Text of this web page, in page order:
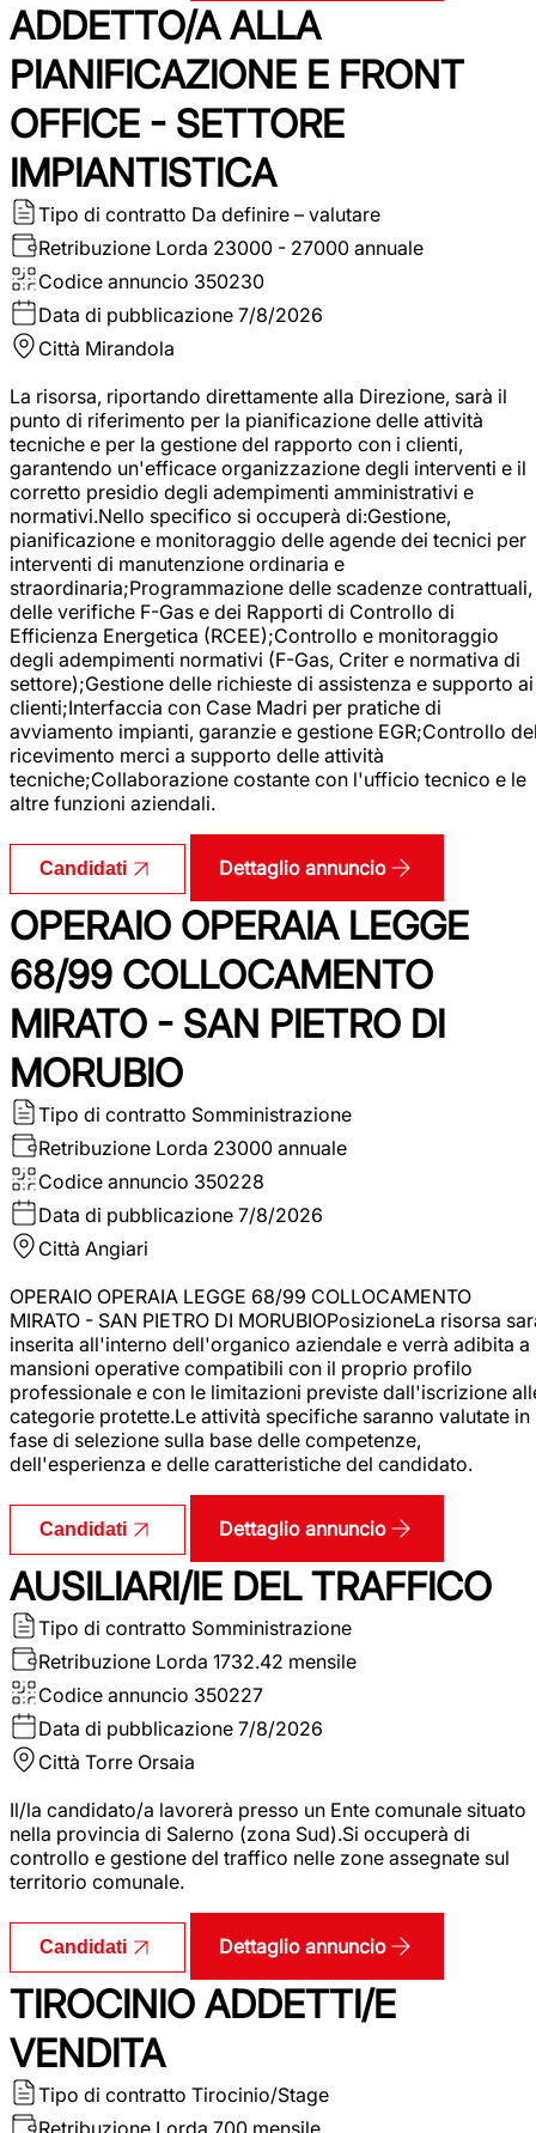
ADDETTO/A ALLA
PIANIFICAZIONE E FRONT
OFFICE - SETTORE
IMPIANTISTICA
Tipo di contratto Da definire – valutare
Retribuzione Lorda 23000 - 27000 annuale
Codice annuncio 350230
Data di pubblicazione 7/8/2026
Città Mirandola
La risorsa, riportando direttamente alla Direzione, sarà il
punto di riferimento per la pianificazione delle attività
tecniche e per la gestione del rapporto con i clienti,
garantendo un'efficace organizzazione degli interventi e il
corretto presidio degli adempimenti amministrativi e
normativi.Nello specifico si occuperà di:Gestione,
pianificazione e monitoraggio delle agende dei tecnici per
interventi di manutenzione ordinaria e
straordinaria;Programmazione delle scadenze contrattuali,
delle verifiche F-Gas e dei Rapporti di Controllo di
Efficienza Energetica (RCEE);Controllo e monitoraggio
degli adempimenti normativi (F-Gas, Criter e normativa di
settore);Gestione delle richieste di assistenza e supporto ai
clienti;Interfaccia con Case Madri per pratiche di
avviamento impianti, garanzie e gestione EGR;Controllo
ricevimento merci a supporto delle attività
tecniche;Collaborazione costante con l'ufficio tecnico e le
altre funzioni aziendali.
Candidati Dettaglio annuncio
OPERAIO OPERAIA LEGGE
68/99 COLLOCAMENTO
MIRATO - SAN PIETRO DI
MORUBIO
Tipo di contratto Somministrazione
Retribuzione Lorda 23000 annuale
Codice annuncio 350228
Data di pubblicazione 7/8/2026
Città Angiari
OPERAIO OPERAIA LEGGE 68/99 COLLOCAMENTO
MIRATO - SAN PIETRO DI MORUBIOPosizioneLa risorsa
inserita all'interno dell'organico aziendale e verrà adibita a
mansioni operative compatibili con il proprio profilo
professionale e con le limitazioni previste dall'iscrizione
categorie protette.Le attività specifiche saranno valutate in
fase di selezione sulla base delle competenze,
dell'esperienza e delle caratteristiche del candidato.
Candidati Dettaglio annuncio
AUSILIARI/IE DEL TRAFFICO
Tipo di contratto Somministrazione
Retribuzione Lorda 1732.42 mensile
Codice annuncio 350227
Data di pubblicazione 7/8/2026
Città Torre Orsaia
Il/la candidato/a lavorerà presso un Ente comunale situato
nella provincia di Salerno (zona Sud).Si occuperà di
controllo e gestione del traffico nelle zone assegnate sul
territorio comunale.
Candidati Dettaglio annuncio
TIROCINIO ADDETTI/E
VENDITA
Tipo di contratto Tirocinio/Stage
Retribuzione Lorda 700 mensile